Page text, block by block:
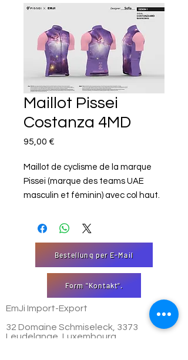
Maillot Pissei
Costanza 4MD
95,00 €
Maillot de cyclisme de la marque
Pissei (marque des teams UAE
masculin et féminin) avec col haut.
Bestellung per E-Mail
Form "Kontakt".
EmJi Import-Export
32 Domaine Schmiseleck, 3373
Leudelange, Luxembourg